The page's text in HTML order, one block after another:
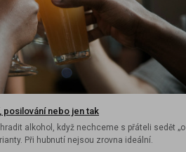
posilování nebo jen tak
alkohol, když nechceme s přáteli sedět „o
Při hubnutí nejsou zrovna ideální.